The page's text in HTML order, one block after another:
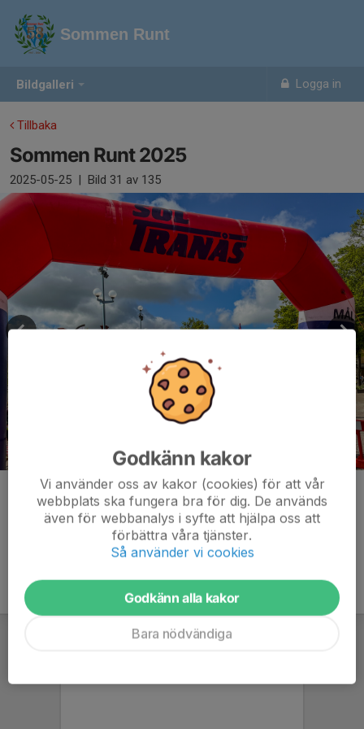
Bildgalleri Logga in
Sommen Runt
Tillbaka
Sommen Runt 2025
2025-05-25 | Bild 31 av 135
Kommentarer
Godkänn kakor
Vi använder oss av kakor (cookies) för att vår
webbplats ska fungera bra för dig. De används
även för webbanalys i syfte att hjälpa oss att
förbättra våra tjänster.
Så använder vi cookies
Godkänn alla kakor
Bara nödvändiga